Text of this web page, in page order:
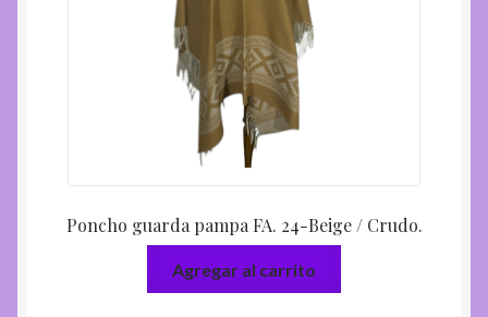
Poncho guarda pampa FA. 24-Beige / Crudo.
Agregar al carrito